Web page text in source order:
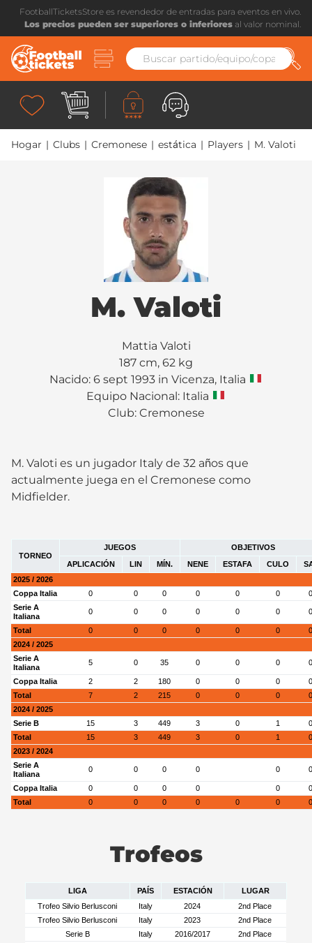
FootballTicketsStore es revendedor de entradas para eventos en vivo.
Los precios pueden ser superiores o inferiores al valor nominal.
Hogar | Clubs | Cremonese | estática | Players | M. Valoti
M. Valoti
Mattia Valoti
187 cm, 62 kg
Nacido: 6 sept 1993 in Vicenza, Italia
Equipo Nacional: Italia
Club: Cremonese
M. Valoti es un jugador Italy de 32 años que
actualmente juega en el Cremonese como
Midfielder.
TORNEO
JUEGOS
OBJETIVOS
APLICACIÓN
LIN MÍN. NENE ESTAFA CULO
2025 / 2026
Coppa Italia
0 0 0 0 0 0
0
Serie A
Italiana
0 0 0 0 0 0 0
Total 0 0 0 0 0 0
0
2024 / 2025
Serie A
Italiana
5 0 35 0 0 0 0
Coppa Italia 2 2 180 0 0 0
0
Total
7 2 215 0 0 0
0
2024 / 2025
Serie B
15 3 449 3 0 1
0
Total
15 3 449 3 0 1
0
2023 / 2024
Serie A
Italiana
0 0 0 0 0 0
Coppa Italia 0 0 0 0 0
0
Total
0 0 0 0 0 0 0
Trofeos
LIGA PAÍS ESTACIÓN
LUGAR
Trofeo Silvio Berlusconi
Italy 2024
2nd Place
Trofeo Silvio Berlusconi
Italy 2023
2nd Place
Serie B
Italy 2016/2017
2nd Place